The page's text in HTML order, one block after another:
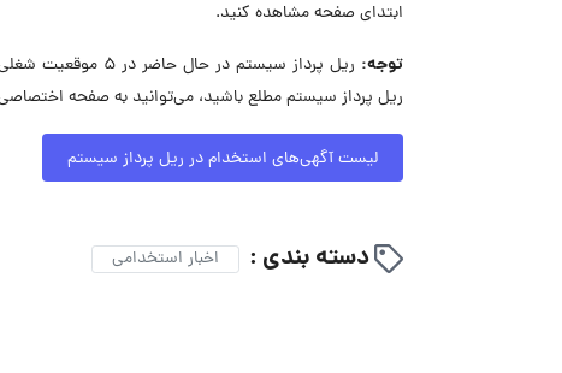
ابتدای صفحه مشاهده کنید.
توجه:
ریل پرداز سیستم
ریل پرداز سیستم مطلع باشید، می‌توانید به صفحه
لیست آگهی‌های استخدام در ریل پرداز سیستم
دسته بندی : اخبار استخدامی